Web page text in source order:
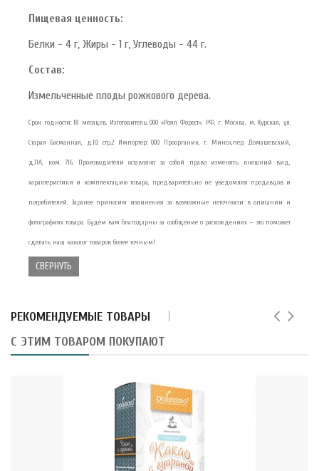
Пищевая ценность:
Белки - 4 г, Жиры - 1 г, Углеводы - 44 г.
Состав:
Измельченные плоды рожкового дерева.
Срок годности: 18 месяцев. Изготовитель: ООО «Роял Форест», РФ, г. Москва, м. Курская, ул.
Старая Басманная, д.10, стр.2 Импортер: ООО Проорганик, г. Минск,пер. Домашевский,
д.11А, ком. 716. Производители оставляют за собой право изменять внешний вид,
характеристики и комплектацию товара, предварительно не уведомляя продавцов и
потребителей. Заранее приносим извинения за возможные неточности в описании и
фотографиях товара. Будем вам благодарны за сообщение о расхождениях — это поможет
сделать наш каталог товаров более точным!
СВЕРНУТЬ
РЕКОМЕНДУЕМЫЕ ТОВАРЫ
С ЭТИМ ТОВАРОМ ПОКУПАЮТ